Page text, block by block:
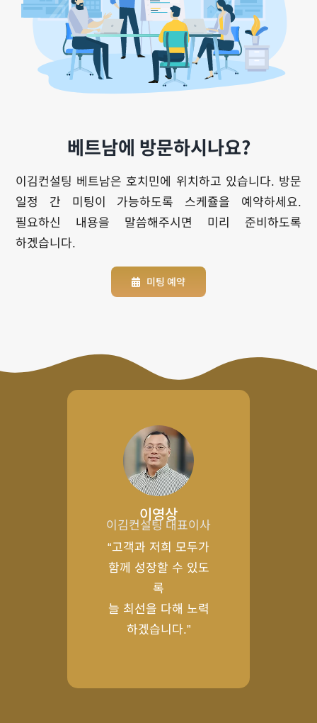
베트남에 방문하시나요?
이김컨설팅 베트남은 호치민에 위치하고 있습니다. 방문
일정 간 미팅이 가능하도록 스케쥴을 예약하세요.
필요하신 내용을 말씀해주시면 미리 준비하도록
하겠습니다.
미팅 예약
이영상
이김컨설팅 대표이사
“고객과 저희 모두가
함께 성장할 수 있도
록
늘 최선을 다해 노력
하겠습니다.”